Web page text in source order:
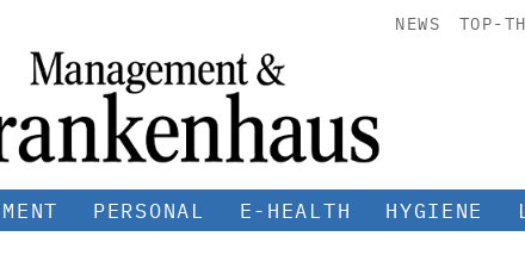
NEWS TOP-
PERSONAL E-HEALTH HYGIENE